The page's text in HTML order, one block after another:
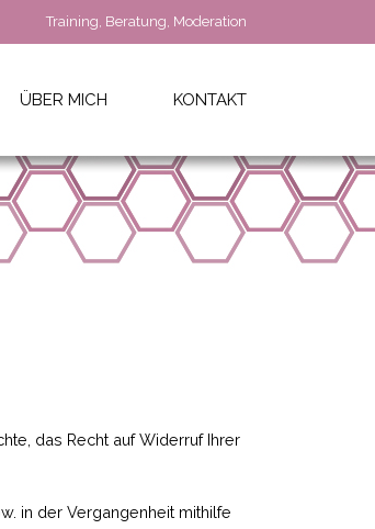
Training, Beratung, Moderation
ÜBER MICH KONTAKT
das Recht auf Widerruf Ihrer
in der Vergangenheit mithilfe